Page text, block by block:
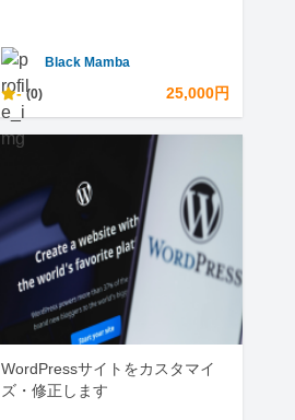
Black Mamba
- (0) 25,000円
WordPressサイトをカスタマイ
ズ・修正します